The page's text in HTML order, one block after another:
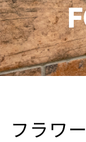
フラワ